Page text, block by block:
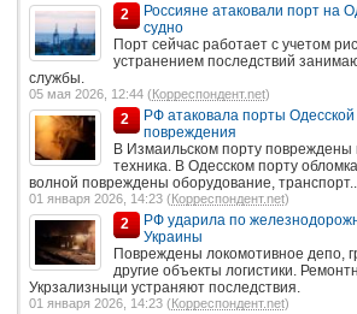
2
Россияне атаковали порт на
судно
Порт сейчас работает с учетом
устранением последствий
службы.
05 мая 2026, 12:44 (Корреспондент.net)
2
РФ атаковала порты Одесской
повреждения
В Измаильском порту
техника. В Одесском порту
волной повреждены оборудование, транспорт...
01 января 2026, 14:23 (Корреспондент.net)
2
РФ ударила по
Украины
Повреждены локомотивное депо,
другие объекты логистики.
Укрзализныци устраняют последствия.
01 января 2026, 14:23 (Корреспондент.net)